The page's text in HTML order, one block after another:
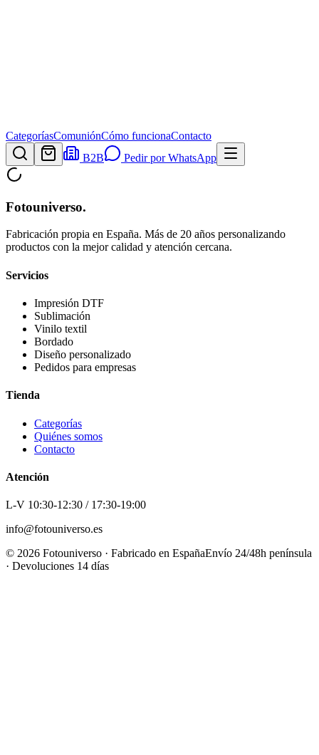
CategoríasComuniónCómo funcionaContacto
B2B
Pedir por WhatsApp
Fotouniverso.
Fabricación propia en España. Más de 20 años personalizando
productos con la mejor calidad y atención cercana.
Servicios
Impresión DTF
Sublimación
Vinilo textil
Bordado
Diseño personalizado
Pedidos para empresas
Tienda
Categorías
Quiénes somos
Contacto
Atención
L-V 10:30-12:30 / 17:30-19:00
info@fotouniverso.es
© 2026 Fotouniverso · Fabricado en EspañaEnvío 24/48h península
· Devoluciones 14 días